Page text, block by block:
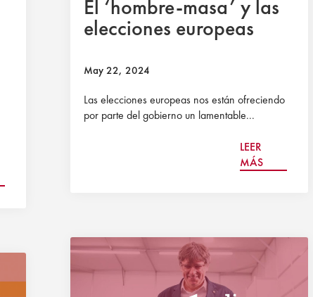
El ‘hombre-masa’ y las
elecciones europeas
May 22, 2024
Las elecciones europeas nos están ofreciendo
por parte del gobierno un lamentable...
LEER
MÁS